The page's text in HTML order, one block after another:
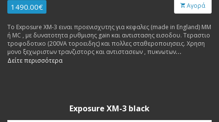
1490.00€ Αγορά
Το Exposure XM-3 ειναι προενισχυτης για κεφαλες (made in England) ΜΜ
ή MC , με δυνατοτητα ρυθμισης gain και αντιστασης εισοδου. Τεραστιο
τροφοδοτικο (200VA τοροειδης) και πολλες σταθεροποιησεις. Χρηση
μονο ξεχωριστων τρανζιστορς και αντιστασεων , πυκνωτων
υπερυψηλης ποιοτητας. Εγγυηση 3 χρονια.
Δείτε περισσότερα
Exposure XM-3 black